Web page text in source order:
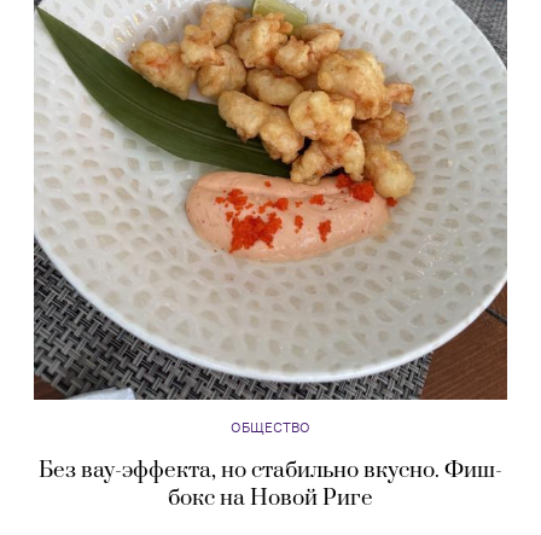
ОБЩЕСТВО
Без вау-эффекта, но стабильно вкусно. Фиш-
бокс на Новой Риге